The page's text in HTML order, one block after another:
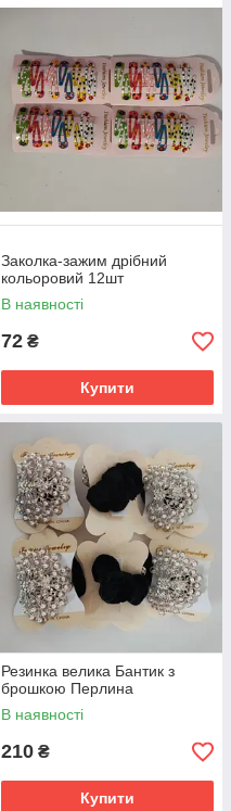
Заколка-зажим дрібний
кольоровий 12шт
В наявності
72 ₴
Купити
Резинка велика Бантик з
брошкою Перлина
В наявності
210 ₴
Купити